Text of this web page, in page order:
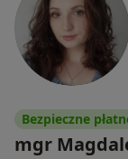
Bezpieczne
mgr